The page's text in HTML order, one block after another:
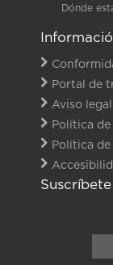
Dónde
Portal de
Aviso legal
Política
Política de